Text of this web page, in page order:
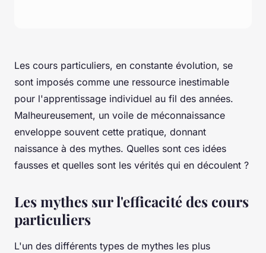
Les cours particuliers, en constante évolution, se
sont imposés comme une ressource inestimable
pour l'apprentissage individuel au fil des années.
Malheureusement, un voile de méconnaissance
enveloppe souvent cette pratique, donnant
naissance à des mythes. Quelles sont ces idées
fausses et quelles sont les vérités qui en découlent ?
Les mythes sur l'efficacité des cours
particuliers
L'un des différents types de mythes les plus